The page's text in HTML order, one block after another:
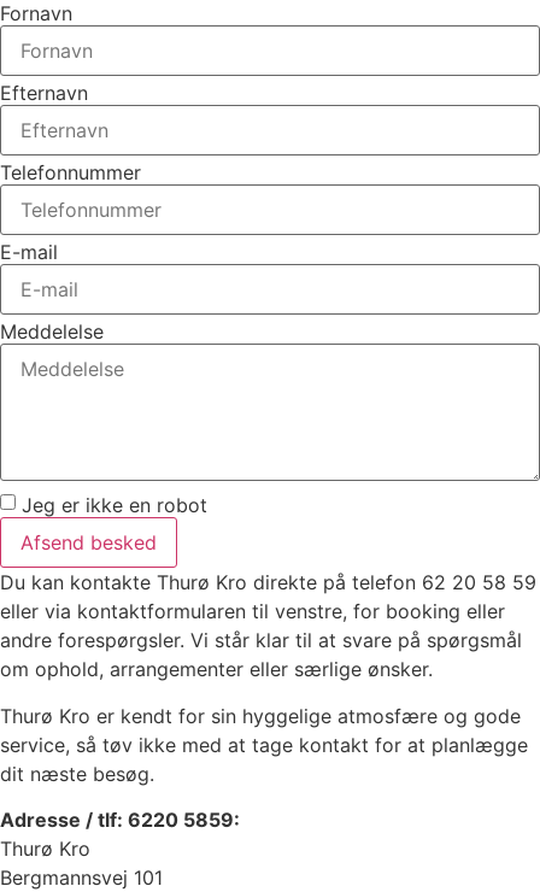
Fornavn
Efternavn
Telefonnummer
E-mail
Meddelelse
Jeg er ikke en robot
Afsend besked
Du kan kontakte Thurø Kro direkte på telefon 62 20 58 59
eller via kontaktformularen til venstre, for booking eller
andre forespørgsler. Vi står klar til at svare på spørgsmål
om ophold, arrangementer eller særlige ønsker.
Thurø Kro er kendt for sin hyggelige atmosfære og gode
service, så tøv ikke med at tage kontakt for at planlægge
dit næste besøg.
Adresse / tlf: 6220 5859:
Thurø Kro
Bergmannsvej 101